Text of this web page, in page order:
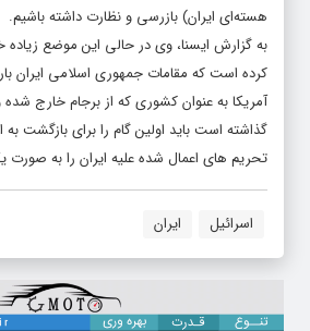
هسته‌ای ایران) بازرسی و نظارت داشته باشیم.
به گزارش ایسنا، وی در حالی این موضع زیاده
کرده است که مقامات جمهوری اسلامی ایران
آمریکا به عنوان کشوری که از برجام خارج شده
گذاشته است باید اولین گام را برای بازگشت به
تحریم های اعمال شده علیه ایران را به صورت
اسرائیل ایران